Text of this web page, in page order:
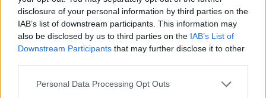
disclosure of your personal information by third parties on the
IAB’s list of downstream participants. This information may
also be disclosed by us to third parties on the IAB’s List of
Downstream Participants that may further disclose it to other
Personal Data Processing Opt Outs
στενά, αλλά «δεν υπάρχουν ενδείξεις για
μεγαλύτερη επιδημία», ενώ κάλεσε τις χώρες να
ακολουθούν τις οδηγίες τουΠΟΥ, οι οποίες
περιλαμβάνουν παρακολούθηση των
πιθανή έκθεση στον ιό.